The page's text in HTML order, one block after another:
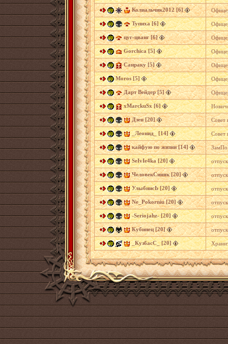
Колиальчик2012 [6]
Тупиха [6]
цуг-цванг [6]
Gorchica [5]
Санраку [5]
Moros [5]
Дарт Вейдер [5]
xMarckuSx [6]
Дзен [20] Совет
_Леонид_ [14] Совет
кайфую по жизни [14]
SeIvIe4ka [20] отпуск
ЧеловекСиняк [20] отпуск
УлыбнисЬ [20] отпуск
Ne_Pokorniu [20] отпуск
-Seriojahz- [20] отпуск
Кубинец [20] отпуск
_КузбасС_ [20]